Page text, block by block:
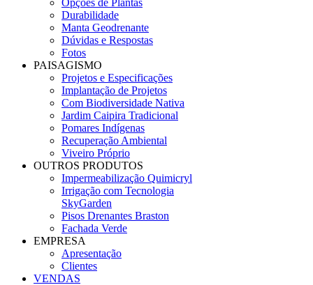
Opções de Plantas
Durabilidade
Manta Geodrenante
Dúvidas e Respostas
Fotos
PAISAGISMO
Projetos e Especificações
Implantação de Projetos
Com Biodiversidade Nativa
Jardim Caipira Tradicional
Pomares Indígenas
Recuperação Ambiental
Viveiro Próprio
OUTROS PRODUTOS
Impermeabilização Quimicryl
Irrigação com Tecnologia
SkyGarden
Pisos Drenantes Braston
Fachada Verde
EMPRESA
Apresentação
Clientes
VENDAS